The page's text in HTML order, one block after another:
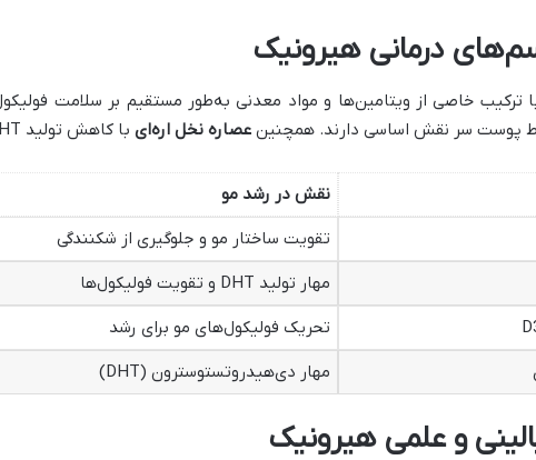
درمانی هیرونیک
ترکیب خاصی از ویتامین‌ها و مواد معدنی به‌طور مستقیم بر سلامت
پوست سر نقش اساسی دارند. همچنینعصاره نخل اره‌ای با کاهش تولید DHT می‌تواند مانع از ریزش مو شده و از طاسی الگوی مردانه جلوگیری کند.
نقش در رشد مو
تقویت ساختار مو و جلوگیری از شکنندگی
مهار تولید DHT و تقویت فولیکول‌ها
تحریک فولیکول‌های مو برای رشد
مهار دی‌هیدروتستوسترون (DHT)
و علمی هیرونیک